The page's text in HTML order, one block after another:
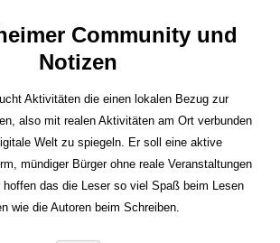
Community und
Notizen
Aktivitäten die einen lokalen Bezug zur
also mit realen Aktivitäten am Ort verbunden
Welt zu spiegeln. Er soll eine aktive
mündiger Bürger ohne reale Veranstaltungen
hoffen das die Leser so viel Spaß beim Lesen
wie die Autoren beim Schreiben.